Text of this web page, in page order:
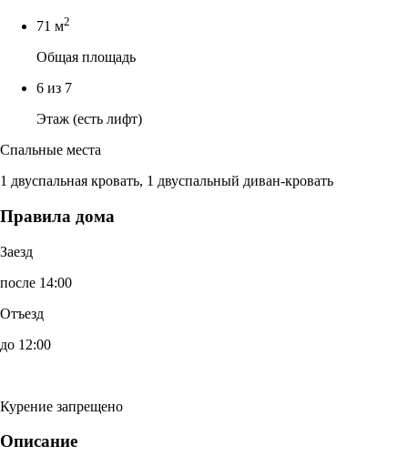
71 м2
Общая площадь
6 из 7
Этаж (есть лифт)
Спальные места
1 двуспальная кровать, 1 двуспальный диван-кровать
Правила дома
Заезд
после 14:00
Отъезд
до 12:00
Курение запрещено
Описание